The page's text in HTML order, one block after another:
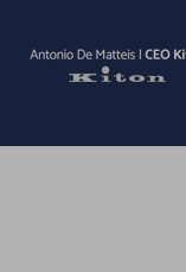
Vai